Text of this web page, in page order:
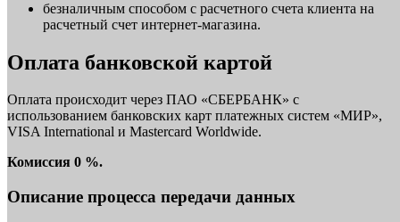
безналичным способом с расчетного счета клиента на
расчетный счет интернет-магазина.
Оплата банковской картой
Оплата происходит через ПАО «СБЕРБАНК» с
использованием банковских карт платежных систем «МИР»,
VISA International и Mastercard Worldwide.
Комиссия 0 %.
Описание процесса передачи данных